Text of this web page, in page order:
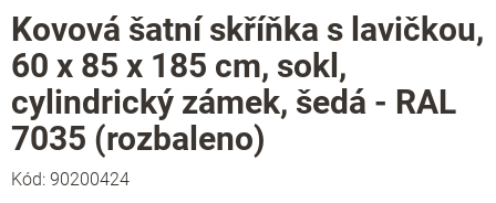
produktu
je
0,0
z
5
hvězdiček.
Kovová šatní skříňka s lavičkou,
60 x 85 x 185 cm, sokl,
cylindrický zámek, šedá - RAL
7035 (rozbaleno)
Kód: 90200424